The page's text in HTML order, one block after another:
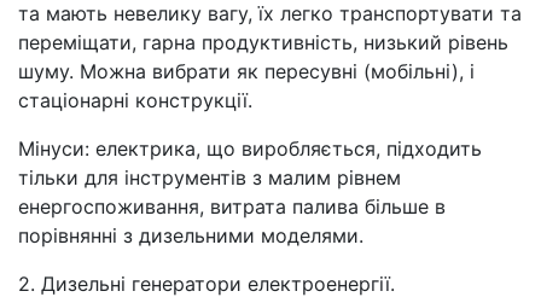
та мають невелику вагу, їх легко транспортувати та
переміщати, гарна продуктивність, низький рівень
шуму. Можна вибрати як пересувні (мобільні), і
стаціонарні конструкції.
Мінуси: електрика, що виробляється, підходить
тільки для інструментів з малим рівнем
енергоспоживання, витрата палива більше в
порівнянні з дизельними моделями.
2. Дизельні генератори електроенергії.